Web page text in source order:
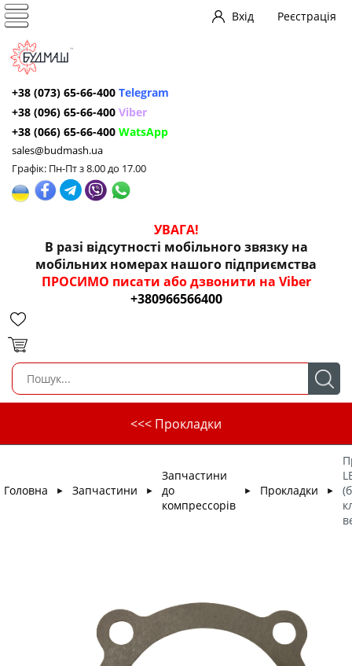
Вхід Реєстрація
+38 (073) 65-66-400 Telegram
+38 (096) 65-66-400 Viber
+38 (066) 65-66-400 WatsApp
sales@budmash.ua
Графік: Пн-Пт з 8.00 до 17.00
УВАГА!
В разі відсутності мобільного звязку на
мобільних номерах нашого підприємства
ПРОСИМО писати або дзвонити на Viber
+380966566400
<<< Прокладки
Головна ► Запчастини ►
Запчастини
до
компрессорів
► Прокладки ►